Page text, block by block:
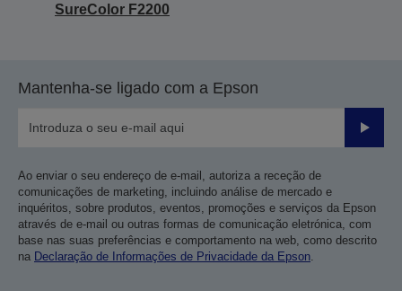
SureColor F2200
Mantenha-se ligado com a Epson
Enviar
Ao enviar o seu endereço de e-mail, autoriza a receção de
comunicações de marketing, incluindo análise de mercado e
inquéritos, sobre produtos, eventos, promoções e serviços da Epson
através de e-mail ou outras formas de comunicação eletrónica, com
base nas suas preferências e comportamento na web, como descrito
na Declaração de Informações de Privacidade da Epson